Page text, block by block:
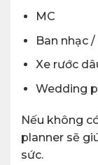
MC
Ban nhạc /
Xe rước
Wedding
Nếu không
planner sẽ
sức.